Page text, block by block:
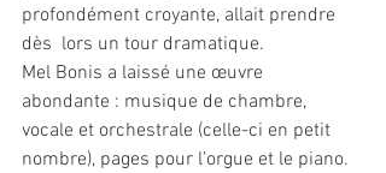
profondément croyante, allait prendre
dès  lors un tour dramatique.
Mel Bonis a laissé une œuvre
abondante : musique de chambre,
vocale et orchestrale (celle-ci en petit
nombre), pages pour l’orgue et le piano.